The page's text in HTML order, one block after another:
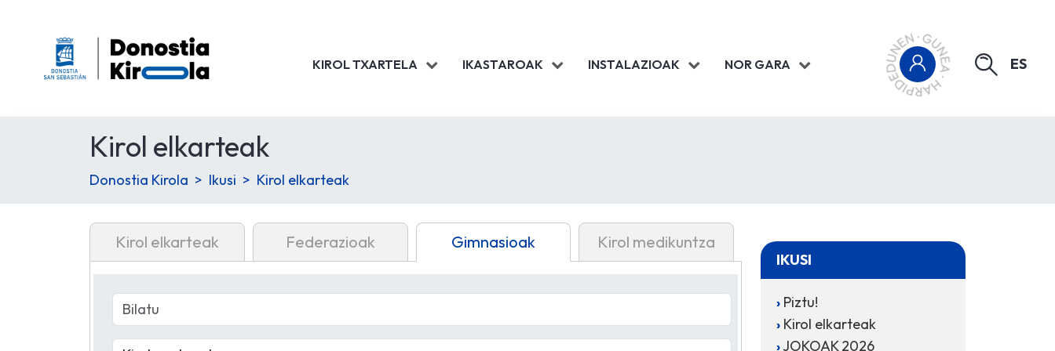
KIROL TXARTELA IKASTAROAK INSTALAZIOAK NOR GARA ES
Kirol elkarteak
Donostia Kirola Ikusi Kirol elkarteak
Kirol elkarteak Federazioak Gimnasioak Kirol medikuntza
IKUSI
Piztu!
Kirol elkarteak
JOKOAK 2026